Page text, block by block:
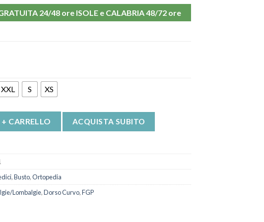
24/48 ore ISOLE e CALABRIA 48/72 ore
XXL S XS
+ CARRELLO ACQUISTA SUBITO
,Busto,Ortopedia
Lombalgie,Dorso Curvo,FGP